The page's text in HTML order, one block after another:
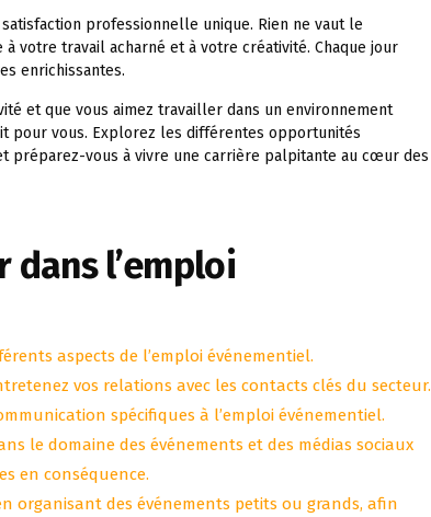
professionnelle unique. Rien ne vaut le
votre travail acharné et à votre créativité. Chaque jour
enrichissantes.
et que vous aimez travailler dans un environnement
pour vous. Explorez les différentes opportunités
préparez-vous à vivre une carrière palpitante au cœur des
dans l’emploi
aspects de l’emploi événementiel.
vos relations avec les contacts clés du secteur.
spécifiques à l’emploi événementiel.
le domaine des événements et des médias sociaux
en conséquence.
organisant des événements petits ou grands, afin